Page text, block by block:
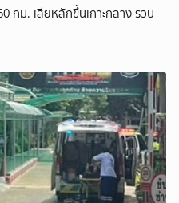
กม. เสียหลักขึ้นเกาะกลาง รวบ